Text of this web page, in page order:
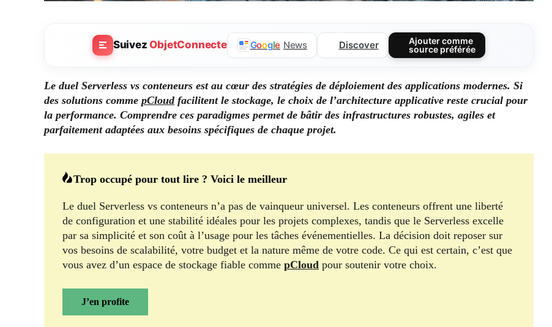
SuivezObjetConnecte Google News Discover
Ajouter comme
source préférée
Le duel Serverless vs conteneurs est au cœur des stratégies de déploiement des applications modernes. Si
des solutions comme pCloudfacilitent le stockage, le choix de l’architecture applicative reste crucial pour
la performance. Comprendre ces paradigmes permet de bâtir des infrastructures robustes, agiles et
parfaitement adaptées aux besoins spécifiques de chaque projet.
Trop occupé pour tout lire ? Voici le meilleur
Le duel Serverless vs conteneurs n’a pas de vainqueur universel. Les conteneurs offrent une liberté
de configuration et une stabilité idéales pour les projets complexes, tandis que le Serverless excelle
par sa simplicité et son coût à l’usage pour les tâches événementielles. La décision doit reposer sur
vos besoins de scalabilité, votre budget et la nature même de votre code. Ce qui est certain, c’est que
vous avez d’un espace de stockage fiable comme pCloud pour soutenir votre choix.
J’en profite